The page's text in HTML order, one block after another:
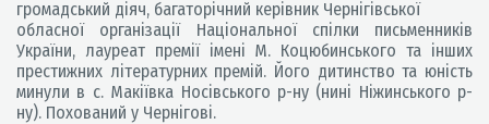
громадський діяч, багаторічний керівник Чернігівської
обласної організації Національної спілки письменників
України, лауреат премії імені М. Коцюбинського та інших
престижних літературних премій. Його дитинство та юність
минули в с. Макіївка Носівського р-ну (нині Ніжинського р-
ну). Похований у Чернігові.